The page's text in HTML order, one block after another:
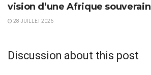
vision d’une Afrique
28 JUILLET 2026
Discussion about this post